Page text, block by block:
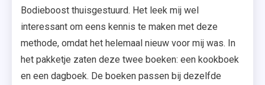
Bodieboost thuisgestuurd. Het leek mij wel
interessant om eens kennis te maken met deze
methode, omdat het helemaal nieuw voor mij was. In
het pakketje zaten deze twee boeken: een kookboek
en een dagboek. De boeken passen bij dezelfde